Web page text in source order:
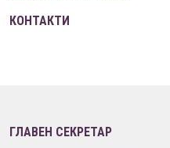
КОНТАКТИ
ГЛАВЕН СЕКРЕТАР